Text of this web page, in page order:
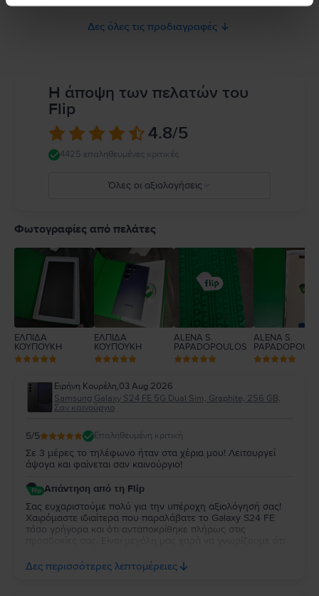
Δες όλες τις προδιαγραφές
Η άποψη των πελατών του
Flip
4.8/5
4425 επαληθευμένες κριτικές
Όλες οι αξιολογήσεις
4
Φωτογραφίες από πελάτες
ΕΛΠΙΔΑ
ΚΟΥΠΟΥΚΗ
ΕΛΠΙΔΑ
ΚΟΥΠΟΥΚΗ
ALENA S.
PAPADOPOULOS
ALENA S.
Ειρήνη Κουρέλη,03 Aug 2026
Samsung Galaxy S24 FE 5G Dual Sim, Graphite, 256 GB,
Σαν καινούργιο
5/5 Επαληθευμένη κριτική
Σε 3 μέρες το τηλέφωνο ήταν στα χέρια μου! Λειτουργεί
άψογα και φαίνεται σαν καινούργιο!
Απάντηση από τη Flip
Σας ευχαριστούμε πολύ για την υπέροχη αξιολόγησή σας!
Χαιρόμαστε ιδιαίτερα που παραλάβατε το Galaxy S24 FE
τόσο γρήγορα και ότι ανταποκρίθηκε πλήρως στις
απόλυτα ικανοποιημένη. Σας ευχαριστούμε για την
εμπιστοσύνη σας και σας ευχόμαστε να χαρείτε τη νέα σας
Δες περισσότερες λεπτομέρειες